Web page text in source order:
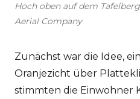
Hoch oben auf dem
Aerial Company
Zunächst war die Idee,
Oranjezicht über
stimmten die Einwohner